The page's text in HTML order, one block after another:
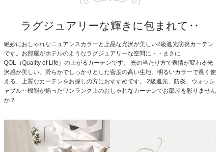
ラグジュアリーな輝きに包まれて‥
絶妙におしゃれなニュアンスカラーと上品な光沢が美しい2級遮光防炎カーテン
です。お部屋がホテルのようなラグジュアリーな空間に・・まさに
QOL（Quality of Life）の上がるカーテンです。
光の当たり方で表情が変わる光
沢感が美しい、滑らかでしっかりとした密度の高い生地。明るいカラーで長く使
える、上質なカーテンをお探しの方におすすめです。
2級遮光、防炎、ウォッシ
ャブル‥機能が揃ったワンランク上のおしゃれなカーテンでお部屋を彩りません
か？